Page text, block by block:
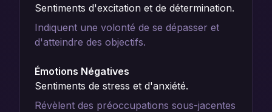
Sentiments d'excitation et de détermination.
Indiquent une volonté de se dépasser et
d'atteindre des objectifs.
Émotions Négatives
Sentiments de stress et d'anxiété.
Révèlent des préoccupations sous-jacentes